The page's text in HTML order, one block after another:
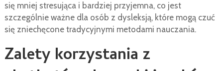
się mniej stresująca i bardziej przyjemna, co jest
szczególnie ważne dla osób z dysleksją, które mogą czuć
się zniechęcone tradycyjnymi metodami nauczania.
Zalety korzystania z